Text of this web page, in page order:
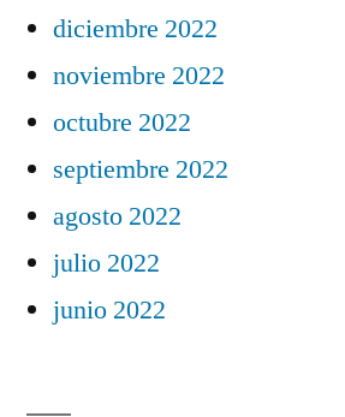
diciembre 2022
noviembre 2022
octubre 2022
septiembre 2022
agosto 2022
julio 2022
junio 2022